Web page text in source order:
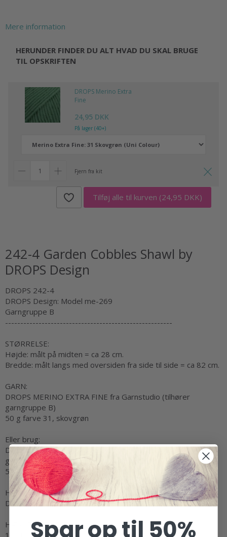
Mere information
HERUNDER FINDER DU ALT HVAD DU SKAL BRUGE
TIL OPSKRIFTEN
DROPS Merino Extra
Fine
24,95 DKK
På lager (40+)
Fjern fra kit
Tilføj alle til kurven (24,95 DKK)
242-4 Garden Cobbles Shawl by
DROPS Design
DROPS 242-4
DROPS Design: Model me-269
Garngruppe B
-------------------------------------------------------
STØRRELSE:
Højde: målt på midten = ca 28 cm.
Bredde: målt langs med oversiden fra side til side = ca 82 cm.
GARN:
DROPS MERINO EXTRA FINE fra Garnstudio (tilhører
garngruppe B)
50 g farve 31, skovgrøn
Eller brug:
DROPS COTTON MERINO fra Garnstudio (tilhører
garngruppe B)
50 g farve 11, skovgrøn
HÆKLENÅL:
DROPS HÆKLENÅL NR 4,5.
HÆKLEFASTHED:
Spar op til 50%